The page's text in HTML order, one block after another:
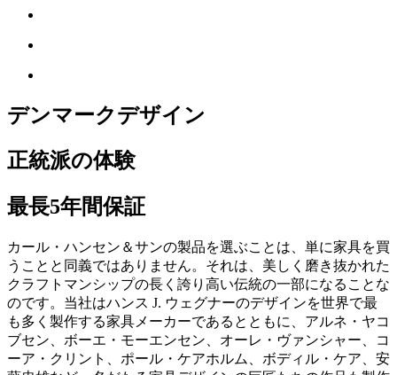
デンマークデザイン
正統派の体験
最長5年間保証
カール・ハンセン＆サンの製品を選ぶことは、単に家具を買
うことと同義ではありません。それは、美しく磨き抜かれた
クラフトマンシップの長く誇り高い伝統の一部になることな
のです。当社はハンス J. ウェグナーのデザインを世界で最
も多く製作する家具メーカーであるとともに、アルネ・ヤコ
ブセン、ボーエ・モーエンセン、オーレ・ヴァンシャー、コ
ーア・クリント、ポール・ケアホルム、ボディル・ケア、安